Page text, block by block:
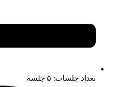
تعداد جلسات: ۵ جلسه